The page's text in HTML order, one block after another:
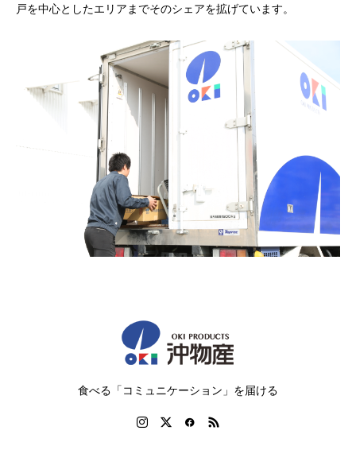
戸を中心としたエリアまでそのシェアを拡げています。
食べる「コミュニケーション」を届ける